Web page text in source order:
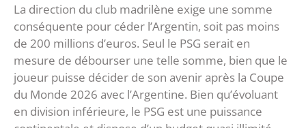
La direction du club madrilène exige une somme
conséquente pour céder l’Argentin, soit pas moins
de 200 millions d’euros. Seul le PSG serait en
mesure de débourser une telle somme, bien que le
joueur puisse décider de son avenir après la Coupe
du Monde 2026 avec l’Argentine. Bien qu’évoluant
en division inférieure, le PSG est une puissance